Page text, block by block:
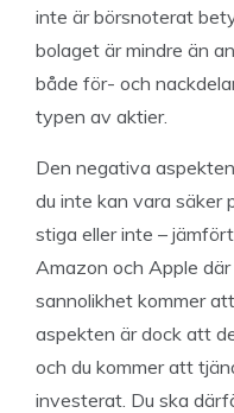
inte är börsnoterat
bolaget är mindre än
både för- och
typen av aktier.
Den negativa
du inte kan vara säker
stiga eller inte –
Amazon och Apple
sannolikhet kommer
aspekten är dock att
och du kommer att
investerat. Du ska